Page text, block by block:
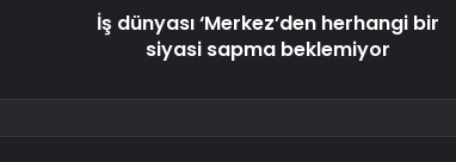
İş dünyası ‘Merkez’den herhangi bir
siyasi sapma beklemiyor